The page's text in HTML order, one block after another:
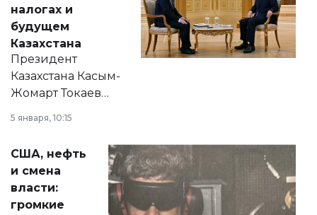
налогах и
будущем
Казахстана
Президент
Казахстана Касым-
Жомарт Токаев
сразу несколько
актуальных тем —
от слухов о
политических
реформах до
вопросов армии,
5 января, 10:15
США, нефть
и смена
власти:
громкие